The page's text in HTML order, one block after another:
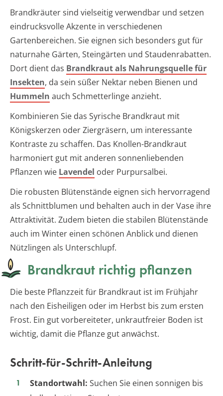
Brandkräuter sind vielseitig verwendbar und setzen
eindrucksvolle Akzente in verschiedenen
Gartenbereichen. Sie eignen sich besonders gut für
naturnahe Gärten, Steingärten und Staudenrabatten.
Dort dient das Brandkraut als Nahrungsquelle für
Insekten, da sein süßer Nektar neben Bienen und
Hummeln auch Schmetterlinge anzieht.
Kombinieren Sie das Syrische Brandkraut mit
Königskerzen oder Ziergräsern, um interessante
Kontraste zu schaffen. Das Knollen-Brandkraut
harmoniert gut mit anderen sonnenliebenden
Pflanzen wie Lavendel oder Purpursalbei.
Die robusten Blütenstände eignen sich hervorragend
als Schnittblumen und behalten auch in der Vase ihre
Attraktivität. Zudem bieten die stabilen Blütenstände
auch im Winter einen schönen Anblick und dienen
Nützlingen als Unterschlupf.
Brandkraut richtig pflanzen
Die beste Pflanzzeit für Brandkraut ist im Frühjahr
nach den Eisheiligen oder im Herbst bis zum ersten
Frost. Ein gut vorbereiteter, unkrautfreier Boden ist
wichtig, damit die Pflanze gut anwächst.
Schritt-für-Schritt-Anleitung
Standortwahl: Suchen Sie einen sonnigen bis